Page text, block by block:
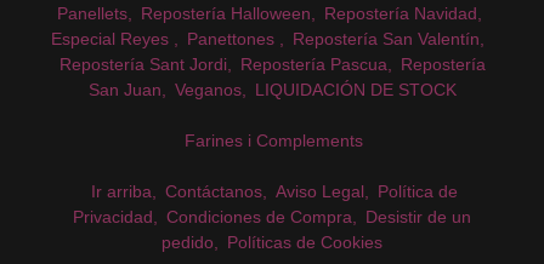
Panellets
Repostería Halloween
Repostería Navidad
Especial Reyes
Panettones
Repostería San Valentín
Repostería Sant Jordi
Repostería Pascua
Repostería
San Juan
Veganos LIQUIDACIÓN DE STOCK
Farines i Complements
Ir arriba Contáctanos Aviso Legal
Política de
Privacidad
Condiciones de Compra
Desistir de un
pedido
Políticas de Cookies